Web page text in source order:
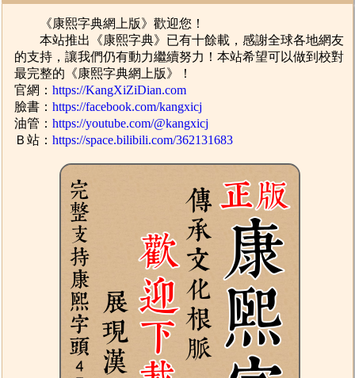
《康熙字典網上版》歡迎您！
本站推出《康熙字典》已有十餘載，感謝全球各地網友
的支持，讓我們仍有動力繼續努力！本站希望可以做到校對
最完整的《康熙字典網上版》！
官網：https://KangXiZiDian.com
臉書：https://facebook.com/kangxicj
油管：https://youtube.com/@kangxicj
Ｂ站：https://space.bilibili.com/362131683